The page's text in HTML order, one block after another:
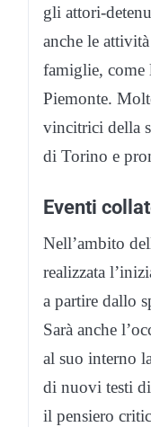
gli attori-
anche le
famiglie, come
Piemonte.
vincitrici della
di Torino e
Eventi
Nell’ambito
realizzata
a partire dallo
Sarà anche
al suo interno
di nuovi testi
il pensiero